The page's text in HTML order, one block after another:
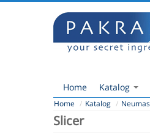
Home Katalog
Home / Katalog /
Slicer